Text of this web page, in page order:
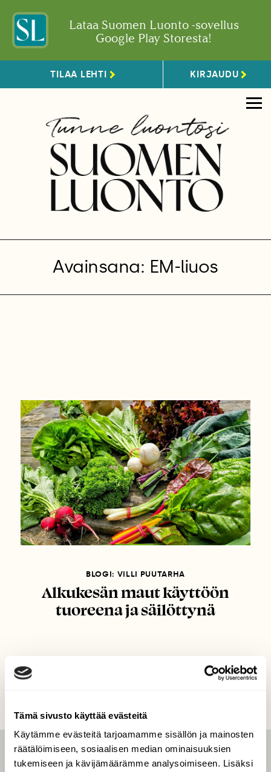
Tämä sivusto käyttää evästeitä
Käytämme evästeitä tarjoamamme sisällön ja mainosten
räätälöimiseen, sosiaalisen median ominaisuuksien
tukemiseen ja kävijämäärämme analysoimiseen. Lisäksi
Lataa Suomen Luonto -sovellus
Google Play Storesta!
TILAA LEHTI KIRJAUDU
Avainsana: EM-liuos
BLOGI: VILLI PUUTARHA
Alkukesän maut käyttöön
tuoreena ja säilöttynä
LEHTI